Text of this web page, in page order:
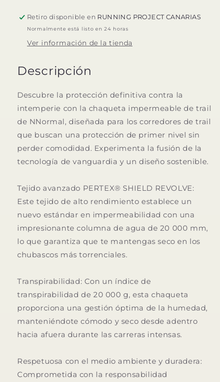
Retiro disponible en RUNNING PROJECT CANARIAS
Normalmente está listo en 24 horas
Ver información de la tienda
Descripción
Descubre la protección definitiva contra la
intemperie con la chaqueta impermeable de trail
de NNormal, diseñada para los corredores de trail
que buscan una protección de primer nivel sin
perder comodidad. Experimenta la fusión de la
tecnología de vanguardia y un diseño sostenible.
Tejido avanzado PERTEX® SHIELD REVOLVE:
Este tejido de alto rendimiento establece un
nuevo estándar en impermeabilidad con una
impresionante columna de agua de 20 000 mm,
lo que garantiza que te mantengas seco en los
chubascos más torrenciales.
Transpirabilidad: Con un índice de
transpirabilidad de 20 000 g, esta chaqueta
proporciona una gestión óptima de la humedad,
manteniéndote cómodo y seco desde adentro
hacia afuera durante las carreras intensas.
Respetuosa con el medio ambiente y duradera:
Comprometida con la responsabilidad